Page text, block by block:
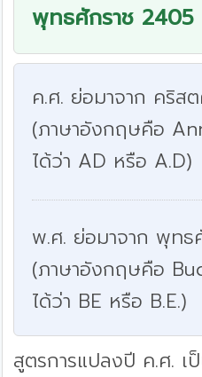
พุทธศักราช 2405
ค.ศ. ย่อมาจาก คริส
(ภาษาอังกฤษคือ
ได้ว่า AD หรือ A.D)
พ.ศ. ย่อมาจาก พุทธ
(ภาษาอังกฤษคือ
ได้ว่า BE หรือ B.E.)
สูตรการแปลงปี ค.ศ. เ